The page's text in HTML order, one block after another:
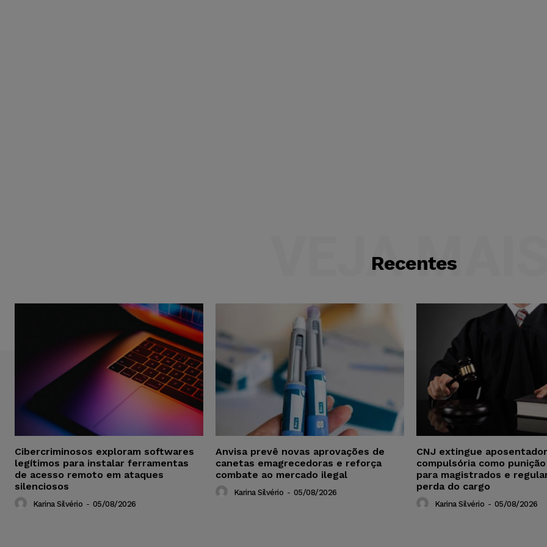
Recentes
VEJA
Cibercriminosos exploram softwares
legítimos para instalar ferramentas
de acesso remoto em ataques
silenciosos
Karina Silvério - 05/08/2026
Anvisa prevê novas aprovações de
canetas emagrecedoras e reforça
combate ao mercado ilegal
Karina Silvério - 05/08/2026
CNJ extingue
compulsória como
para magistrados e
perda do cargo
Karina Silvério - 05/08/2026